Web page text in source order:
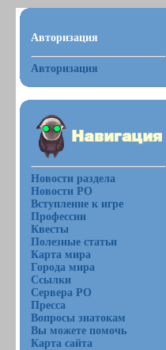
Авторизация
Авторизация
Новости раздела
Новости РО
Вступление к игре
Профессии
Квесты
Полезные статьи
Карта мира
Города мира
Ссылки
Сервера РО
Пресса
Вопросы знатокам
Вы можете помочь
Карта сайта